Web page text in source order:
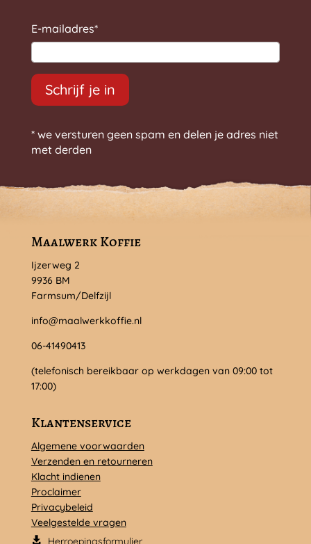
E-mailadres*
Schrijf je in
* we versturen geen spam en delen je adres niet
met derden
Maalwerk Koffie
Ijzerweg 2
9936 BM
Farmsum/Delfzijl
info@maalwerkkoffie.nl
06-41490413
(telefonisch bereikbaar op werkdagen van 09:00 tot
17:00)
Klantenservice
Algemene voorwaarden
Verzenden en retourneren
Klacht indienen
Proclaimer
Privacybeleid
Veelgestelde vragen
Herroepingsformulier